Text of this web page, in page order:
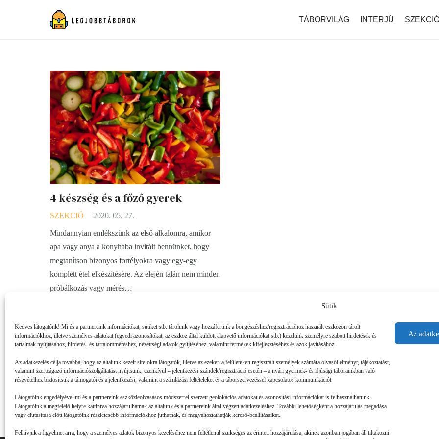
Sütik
Kedves látogatónk! Mi és a partnereink információkat, sütiket stb. tárolunk vagy hozzáférünk a böngészéshez/regisztrációhoz használt eszközön tárolt
információkhoz, illetve személyes adatokat (egyedi azonosítókat, az eszköz által küldött alapvető információkat stb.) kezelünk személyre szabott hirdetések és
tartalmak nyújtásához, hirdetés- és tartalomméréshez, nézettségi adatok gyűjtéséhez, valamint termékek kifejlesztéséhez és azok javításához.
Az adatkezelés célja továbbá, hogy az általunk kezelt site-okra látogatók, illetve az ezeken a felületeken regisztrált személyek számára olvasói élményt, tájékoztatást,
valamint szerteágazó információszolgáltatást nyújtsunk, ezenkívül – jelentkezési szándék/regisztráció esetén – a nyári gyermek- és ifjúsági táborainkban való
részvételhez biztosítsuk a támogatói és a jelentkezési, valamint a számlázási feltételeket és a táborszervezéssel kapcsolatos kommunikációt.
Látogatóink engedélyével mi és a partnereink eszközleolvasásos módszerrel szerzett geolokációs adatokat és azonosítási információkat is felhasználhatunk.
Látogatóink a megfelelő helyre kattintva hozzájárulhatnak az általunk és a partnereink által végzett adatkezeléshez. További lehetőségként a hozzájárulás megadása
vagy elutasítása előtt látogatóink részletesebb információkhoz juthatnak, és megváltoztathatják kereső-beállításaikat.
Felhívjuk a figyelmet arra, hogy a személyes adatok bizonyos kezeléséhez nem feltétlenül szükséges az érintett hozzájárulása, akinek azonban jogában áll tiltakozni
Az
TÁBORVILÁG INTERJÚ SZEKCIÓ
4 készség és a főző gyerek
SZEKCIÓ 2020. 05. 27.
Mindannyian emlékszünk az első alkalomra, amikor
apa vagy anya a konyhába invitált bennünket, hogy
megtanítson bizonyos fortélyokra vagy egy-egy
komplett étel elkészítésére. Az elején talán nem minden
próbálkozás vagy mérés…